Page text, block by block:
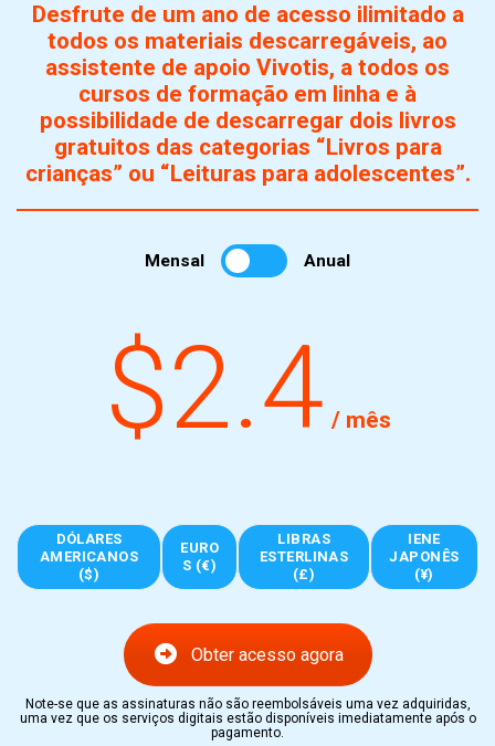
Desfrute de um ano de acesso ilimitado a
todos os materiais descarregáveis, ao
assistente de apoio Vivotis, a todos os
cursos de formação em linha e à
possibilidade de descarregar dois livros
gratuitos das categorias “Livros para
crianças” ou “Leituras para adolescentes”.
Mensal Anual
$2.4 / mês
DÓLARES
AMERICANOS
($)
EURO
S (€)
LIBRAS
ESTERLINAS
(£)
IENE
JAPONÊS
(¥)
Obter acesso agora
Note-se que as assinaturas não são reembolsáveis uma vez adquiridas,
uma vez que os serviços digitais estão disponíveis imediatamente após o
pagamento.